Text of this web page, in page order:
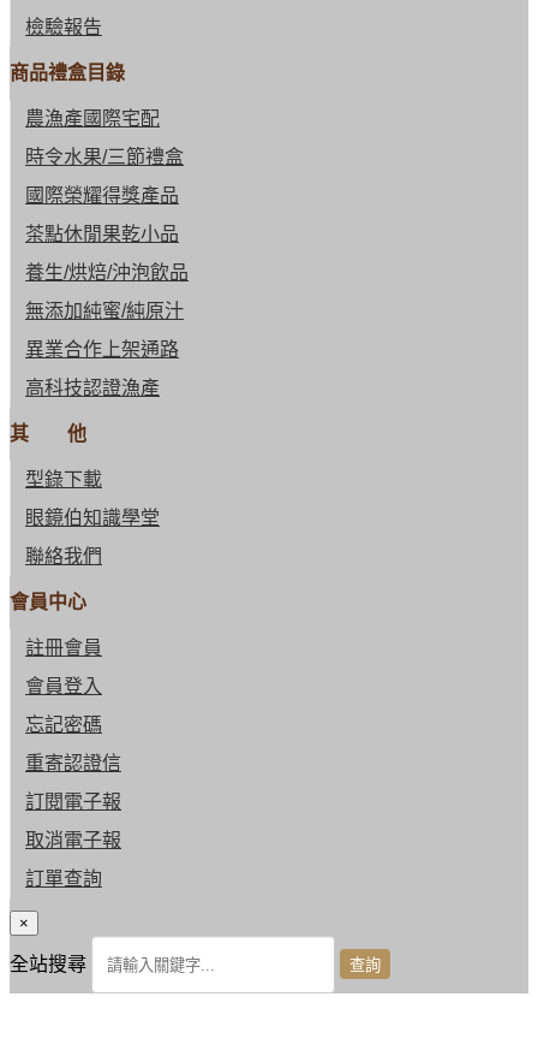
檢驗報告
商品禮盒目錄
農漁產國際宅配
時令水果/三節禮盒
國際榮耀得獎產品
茶點休閒果乾小品
養生/烘焙/沖泡飲品
無添加純蜜/純原汁
異業合作上架通路
高科技認證漁產
其 他
型錄下載
眼鏡伯知識學堂
聯絡我們
會員中心
註冊會員
會員登入
忘記密碼
重寄認證信
訂閱電子報
取消電子報
訂單查詢
×
全站搜尋